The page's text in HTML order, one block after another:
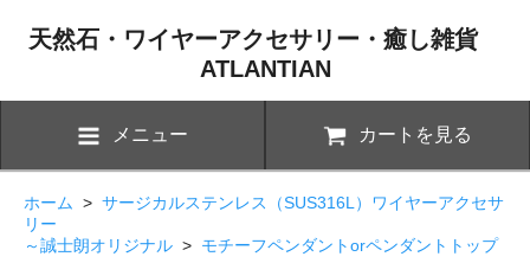
天然石・ワイヤーアクセサリー・癒し雑貨
ATLANTIAN
メニュー カートを見る
ホーム > サージカルステンレス（SUS316L）ワイヤーアクセサ
リー
～誠士朗オリジナル > モチーフペンダントorペンダントトップ